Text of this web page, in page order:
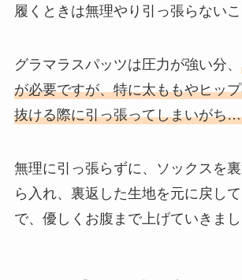
履くときは無理やり引っ張らないこ
グラマラスパッツは圧力が強い分、
が必要ですが、特に太ももやヒッ
抜ける際に引っ張ってしまいがち
無理に引っ張らずに、ソックスを
ら入れ、裏返した生地を元に戻し
で、優しくお腹まで上げていきまし